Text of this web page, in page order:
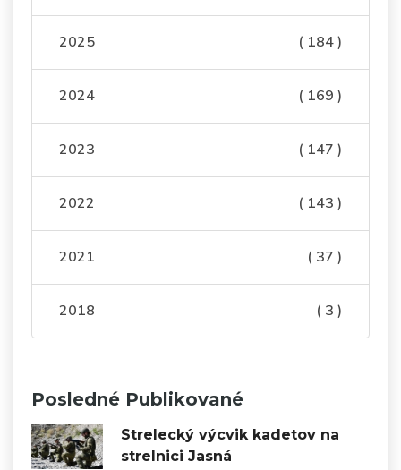
2025 ( 184 )
2024 ( 169 )
2023 ( 147 )
2022 ( 143 )
2021 ( 37 )
2018 ( 3 )
Posledné Publikované
Strelecký výcvik kadetov na
strelnici Jasná